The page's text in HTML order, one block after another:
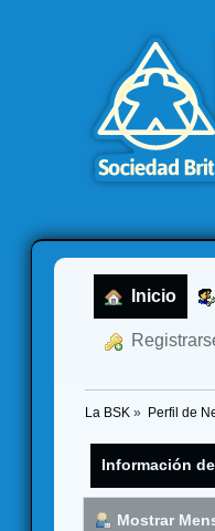
Inicio
La BSK » Perfil de
Información
Mostrar